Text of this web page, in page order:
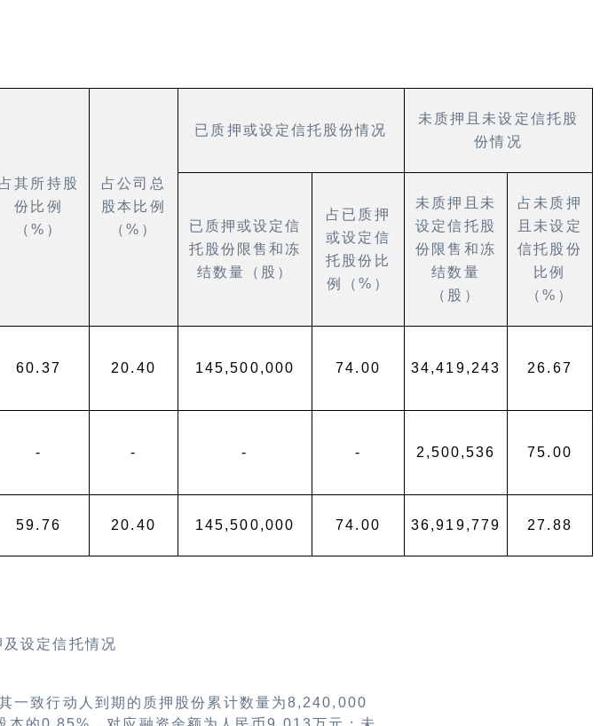
占其所持股
份比例
（% ）
占公司总
股本比例
（% ）
已质押或设定信托股份情况
未质押且未设定信托股
份情况
已质押或设定信
托股份限售和冻
结数量（股）
占已质押
或设定信
托股份比
例（% ）
未质押且未
设定信托股
份限售和冻
结数量
（股）
占未质押
且未设定
信托股份
比例
（% ）
60.37 20.40 145,500,000 74.00 34,419,243 26.67
- - - - 2,500,536 75.00
59.76 20.40 145,500,000 74.00 36,919,779 27.88
设定信托情况
一致行动人到期的质押股份累计数量为8,240,000